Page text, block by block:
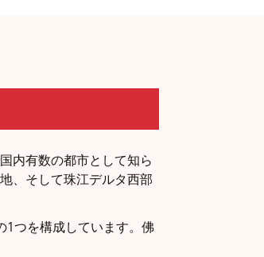
内有数の都市として知ら
、そして珠江デルタ西部
1つを構成しています。佛